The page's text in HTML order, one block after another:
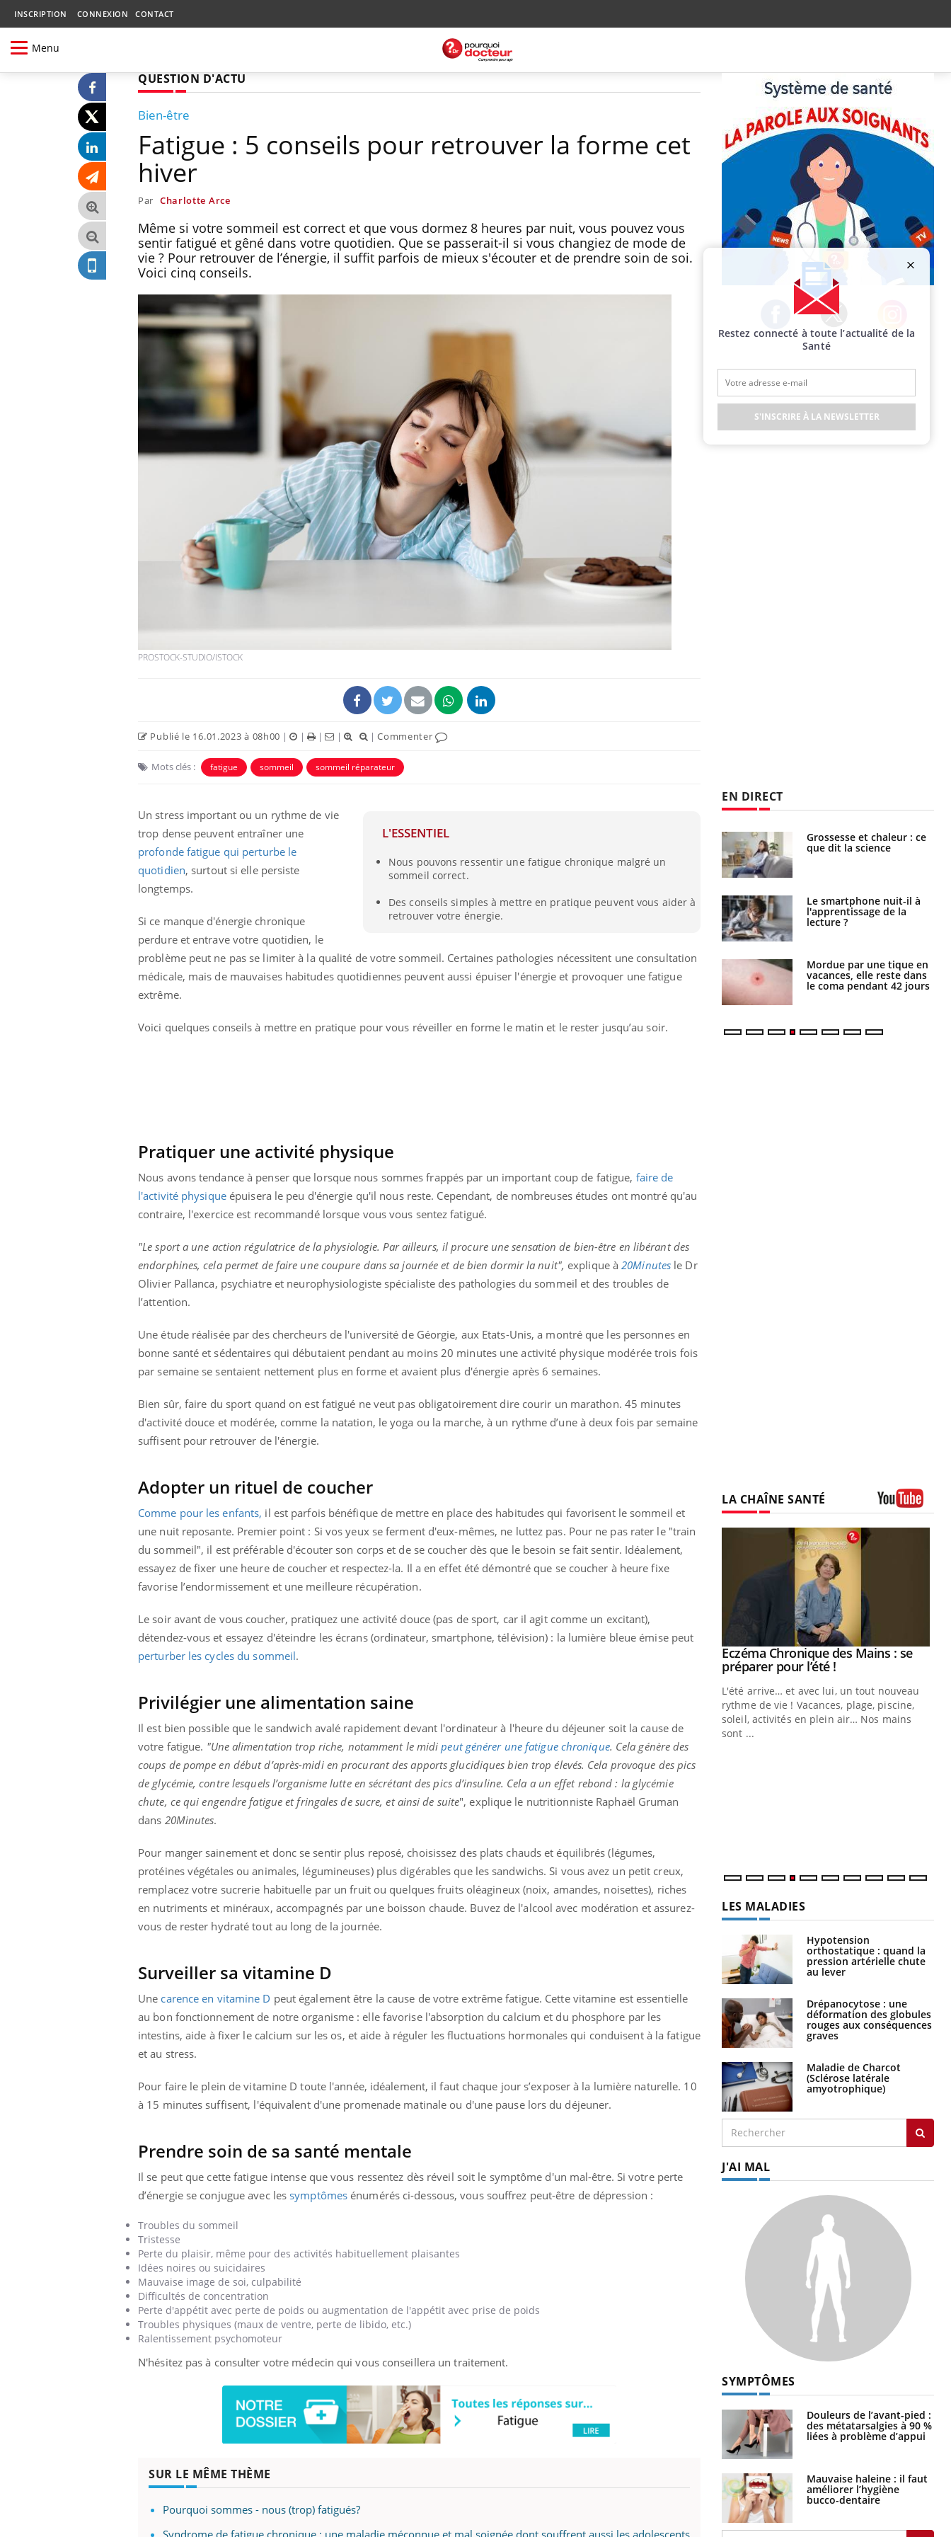
INSCRIPTION CONNEXION CONTACT
Menu
QUESTION D'ACTU
Bien-être
Fatigue : 5 conseils pour retrouver la forme cet
hiver
Par Charlotte Arce
Même si votre sommeil est correct et que vous dormez 8 heures par nuit, vous pouvez vous
sentir fatigué et gêné dans votre quotidien. Que se passerait-il si vous changiez de mode de
vie ? Pour retrouver de l’énergie, il suffit parfois de mieux s'écouter et de prendre soin de soi.
Voici cinq conseils.
PROSTOCK-STUDIO/ISTOCK
Publié le 16.01.2023 à 08h00 | | | | |Commenter
Mots clés : fatigue sommeil sommeil réparateur
L'ESSENTIEL
Nous pouvons ressentir une fatigue chronique malgré un
sommeil correct.
Des conseils simples à mettre en pratique peuvent vous aider à
retrouver votre énergie.
Un stress important ou un rythme de vie
trop dense peuvent entraîner une
profonde fatigue qui perturbe le
quotidien, surtout si elle persiste
longtemps.
Si ce manque d'énergie chronique
perdure et entrave votre quotidien, le
problème peut ne pas se limiter à la qualité de votre sommeil. Certaines pathologies nécessitent une consultation
médicale, mais de mauvaises habitudes quotidiennes peuvent aussi épuiser l'énergie et provoquer une fatigue
extrême.
Voici quelques conseils à mettre en pratique pour vous réveiller en forme le matin et le rester jusqu’au soir.
Pratiquer une activité physique
Nous avons tendance à penser que lorsque nous sommes frappés par un important coup de fatigue, faire de
l'activité physiqueépuisera le peu d'énergie qu'il nous reste. Cependant, de nombreuses études ont montré qu'au
contraire, l'exercice est recommandé lorsque vous vous sentez fatigué.
"Le sport a une action régulatrice de la physiologie. Par ailleurs, il procure une sensation de bien-être en libérant des
endorphines, cela permet de faire une coupure dans sa journée et de bien dormir la nuit", explique à 20Minutes le Dr
Olivier Pallanca, psychiatre et neurophysiologiste spécialiste des pathologies du sommeil et des troubles de
l’attention.
Une étude réalisée par des chercheurs de l'université de Géorgie, aux Etats-Unis, a montré que les personnes en
bonne santé et sédentaires qui débutaient pendant au moins 20 minutes une activité physique modérée trois fois
par semaine se sentaient nettement plus en forme et avaient plus d'énergie après 6 semaines.
Bien sûr, faire du sport quand on est fatigué ne veut pas obligatoirement dire courir un marathon. 45 minutes
d'activité douce et modérée, comme la natation, le yoga ou la marche, à un rythme d’une à deux fois par semaine
suffisent pour retrouver de l'énergie.
Adopter un rituel de coucher
Comme pour les enfants, il est parfois bénéfique de mettre en place des habitudes qui favorisent le sommeil et
une nuit reposante. Premier point : Si vos yeux se ferment d'eux-mêmes, ne luttez pas. Pour ne pas rater le "train
du sommeil", il est préférable d'écouter son corps et de se coucher dès que le besoin se fait sentir. Idéalement,
essayez de fixer une heure de coucher et respectez-la. Il a en effet été démontré que se coucher à heure fixe
favorise l’endormissement et une meilleure récupération.
Le soir avant de vous coucher, pratiquez une activité douce (pas de sport, car il agit comme un excitant),
détendez-vous et essayez d'éteindre les écrans (ordinateur, smartphone, télévision) : la lumière bleue émise peut
perturber les cycles du sommeil.
Privilégier une alimentation saine
Il est bien possible que le sandwich avalé rapidement devant l'ordinateur à l'heure du déjeuner soit la cause de
votre fatigue. "Une alimentation trop riche, notamment le midi peut générer une fatigue chronique. Cela génère des
coups de pompe en début d’après-midi en procurant des apports glucidiques bien trop élevés. Cela provoque des pics
de glycémie, contre lesquels l’organisme lutte en sécrétant des pics d’insuline. Cela a un effet rebond : la glycémie
chute, ce qui engendre fatigue et fringales de sucre, et ainsi de suite", explique le nutritionniste Raphaël Gruman
dans 20Minutes.
Pour manger sainement et donc se sentir plus reposé, choisissez des plats chauds et équilibrés (légumes,
protéines végétales ou animales, légumineuses) plus digérables que les sandwichs. Si vous avez un petit creux,
remplacez votre sucrerie habituelle par un fruit ou quelques fruits oléagineux (noix, amandes, noisettes), riches
en nutriments et minéraux, accompagnés par une boisson chaude. Buvez de l'alcool avec modération et assurez-
vous de rester hydraté tout au long de la journée.
Surveiller sa vitamine D
Une carence en vitamine D peut également être la cause de votre extrême fatigue. Cette vitamine est essentielle
au bon fonctionnement de notre organisme : elle favorise l'absorption du calcium et du phosphore par les
intestins, aide à fixer le calcium sur les os, et aide à réguler les fluctuations hormonales qui conduisent à la fatigue
et au stress.
Pour faire le plein de vitamine D toute l'année, idéalement, il faut chaque jour s’exposer à la lumière naturelle. 10
à 15 minutes suffisent, l'équivalent d'une promenade matinale ou d'une pause lors du déjeuner.
Prendre soin de sa santé mentale
Il se peut que cette fatigue intense que vous ressentez dès réveil soit le symptôme d'un mal-être. Si votre perte
d’énergie se conjugue avec lessymptômes énumérés ci-dessous, vous souffrez peut-être de dépression :
Troubles du sommeil
Tristesse
Perte du plaisir, même pour des activités habituellement plaisantes
Idées noires ou suicidaires
Mauvaise image de soi, culpabilité
Difficultés de concentration
Perte d'appétit avec perte de poids ou augmentation de l'appétit avec prise de poids
Troubles physiques (maux de ventre, perte de libido, etc.)
Ralentissement psychomoteur
N'hésitez pas à consulter votre médecin qui vous conseillera un traitement.
SUR LE MÊME THÈME
Pourquoi sommes - nous (trop) fatigués?
Syndrome de fatigue chronique : une maladie méconnue et mal soignée dont souffrent aussi les adolescents
Facebook Twitter Instagram
EN DIRECT
La sieste empêche-t-elle
de dormir la nuit ?
elle enfin ?
Pourquoi votre ventre
gâche-t-il les premiers
jours de vos vacances ?
Fortes chaleurs :
noyade grimpe-t-il ?
Le Viagra pourrait-il
freiner la propagation du
cancer ?
Pourquoi manger moins
de protéines pourrait
finalement être bénéfique
Grossesse et chaleur : ce
que dit la science
Le smartphone nuit-il à
l'apprentissage de la
lecture ?
Mordue par une tique en
vacances, elle reste dans
le coma pendant 42 jours
Mordue par un
barracuda, une petite fille
secourue grâce à un
Légionellose en Suisse :
quelle est l’origine de la
contamination ?
Allergies alimentaires :
une nouvelle arme contre
les réactions sévères
LA CHAÎNE SANTÉ
Carence en fer : comprendre pour
Youtube
même alopécie… Les symptômes de la
carence en fer sont multiples ce qui la rend
reste entourée d'idées reçues chez les
Youtube
Eczéma Chronique des Mains : se
préparer pour l’été !Youtube
L'été arrive… et avec lui, un tout nouveau
rythme de vie ! Vacances, plage, piscine,
soleil, activités en plein air… Nos mains
sont ...
LES MALADIES
Hypotension
orthostatique : quand la
pression artérielle chute
au lever
Drépanocytose : une
déformation des globules
rouges aux conséquences
graves
Maladie de Charcot
(Sclérose latérale
amyotrophique)
J'AI MAL
SYMPTÔMES
Douleurs de l’avant-pied :
des métatarsalgies à 90 %
liées à problème d’appui
Mauvaise haleine : il faut
améliorer l’hygiène
bucco-dentaire
Restez connecté à toute l’actualité de la
Santé
S'INSCRIRE À LA NEWSLETTER